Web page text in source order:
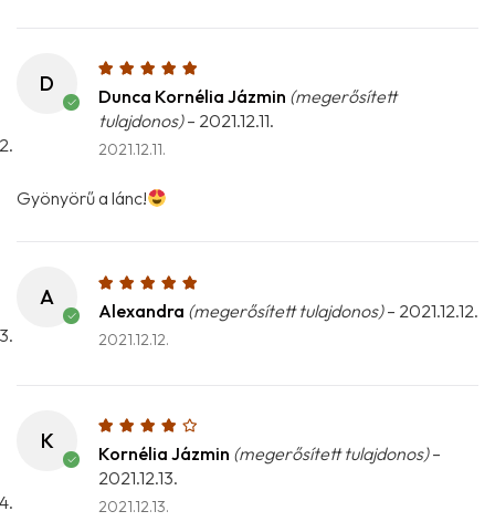
D
Dunca Kornélia Jázmin (megerősített
tulajdonos) – 2021.12.11.
2021.12.11.
Gyönyörű a lánc!
A
Alexandra (megerősített tulajdonos) – 2021.12.12.
2021.12.12.
K
Kornélia Jázmin (megerősített tulajdonos) –
2021.12.13.
2021.12.13.